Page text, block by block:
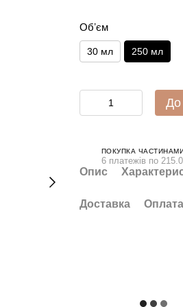
Обʼєм
30 мл 250 мл
До
ПОКУПКА
6 платежів по
Опис
Доставка Оплата